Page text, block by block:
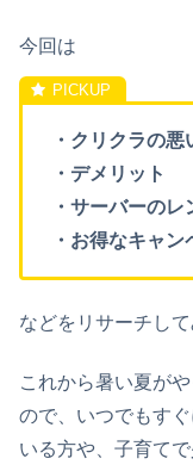
今回は
・ クリクラの悪
・ デメリット
・ サーバーのレ
・お得なキャン
などをリサーチして
これから暑い夏が
ので、いつでもす
いる方や、子育て